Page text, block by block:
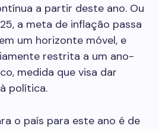
a partir deste ano. Ou
a meta de inflação passa
um horizonte móvel, e
restrita a um ano-
medida que visa dar
política.
o país para este ano é de